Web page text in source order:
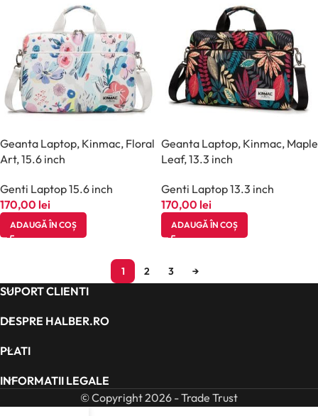
Geanta Laptop, Kinmac, Floral
Art, 15.6 inch
Genti Laptop 15.6 inch
170,00 lei
ADAUGĂ ÎN COȘ
Geanta Laptop, Kinmac, Maple
Leaf, 13.3 inch
Genti Laptop 13.3 inch
170,00 lei
ADAUGĂ ÎN COȘ
1 2 3 →
SUPORT CLIENTI
DESPRE HALBER.RO
PLATI
INFORMATII LEGALE
© Copyright 2026 - Trade Trust